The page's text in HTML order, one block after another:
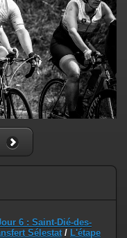
6 : Saint-Dié-des-
Sélestat / L'étape